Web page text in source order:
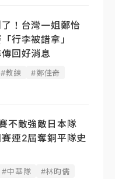
！台灣一姐鄭怡
「行李被錯拿」
回好消息
#教練
#鄭佳奇
不敵強敵日本隊
連2屆奪銅平隊史
#中華隊 #林昀儒